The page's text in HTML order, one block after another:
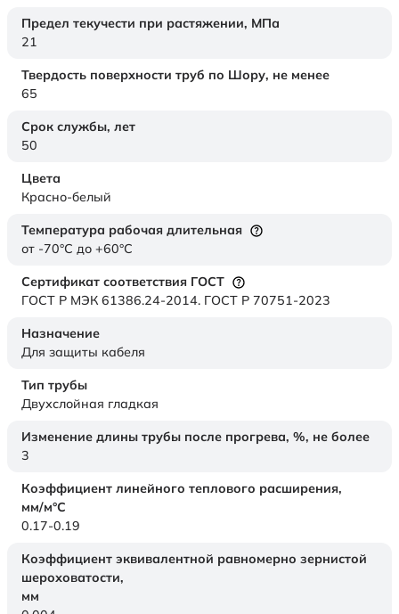
Предел текучести при растяжении, МПа
21
Твердость поверхности труб по Шору, не менее
65
Срок службы, лет
50
Цвета
Красно-белый
Температура рабочая длительная
от -70°C до +60°C
Сертификат соответствия ГОСТ
ГОСТ Р МЭК 61386.24-2014. ГОСТ Р 70751-2023
Назначение
Для защиты кабеля
Тип трубы
Двухслойная гладкая
Изменение длины трубы после прогрева, %, не более
3
Коэффициент линейного теплового расширения,
мм/м°С
0.17-0.19
Коэффициент эквивалентной равномерно зернистой
шероховатости,
мм